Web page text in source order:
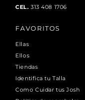
CEL.313 408 1706
FAVORITOS
Ellas
Ellos
Tiendas
Identifica tu Talla
Como Cuidar tus Josh